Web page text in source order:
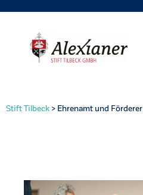
Stift Tilbeck > Ehrenamt und Förderer